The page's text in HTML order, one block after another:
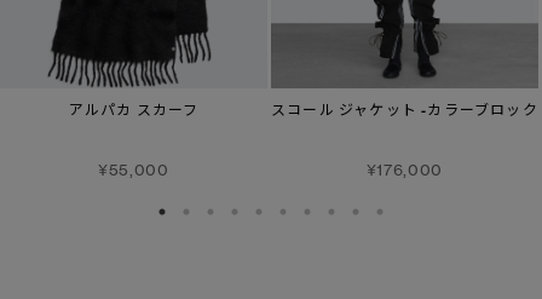
アルパカ スカーフ
¥55,000
スコール ジャケット -カラーブロック
¥176,000